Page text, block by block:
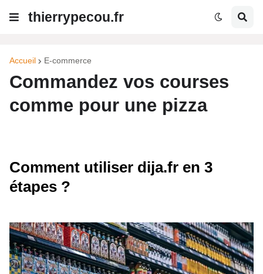
thierrypecou.fr
Accueil E-commerce
Commandez vos courses
comme pour une pizza
Comment utiliser dija.fr en 3
étapes ?